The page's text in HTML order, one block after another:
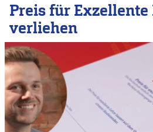
Preis für Exzellente
verliehen